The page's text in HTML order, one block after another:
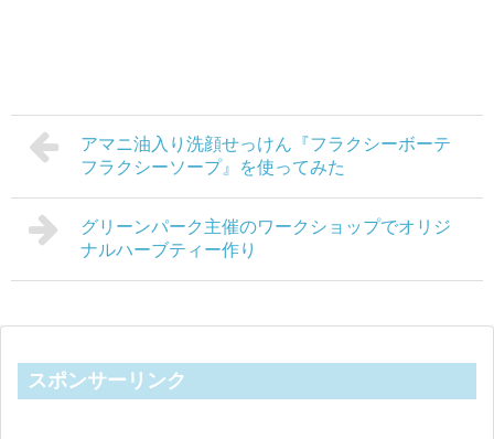
アマニ油入り洗顔せっけん『フラクシーボーテ
フラクシーソープ』を使ってみた
グリーンパーク主催のワークショップでオリジ
ナルハーブティー作り
スポンサーリンク